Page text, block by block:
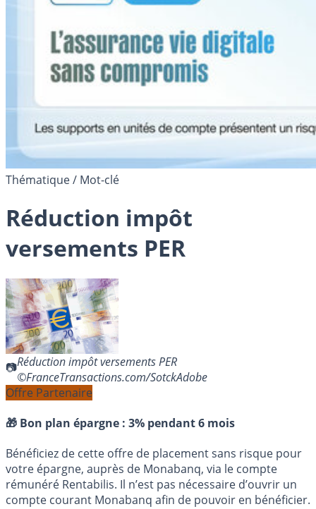
Thématique / Mot-clé
Réduction impôt
versements PER
Réduction impôt versements PER
©FranceTransactions.com/SotckAdobe
Offre Partenaire
🎁 Bon plan épargne : 3% pendant 6 mois
Bénéficiez de cette offre de placement sans risque pour
votre épargne, auprès de Monabanq, via le compte
rémunéré Rentabilis. Il n’est pas nécessaire d’ouvrir un
compte courant Monabanq afin de pouvoir en bénéficier.